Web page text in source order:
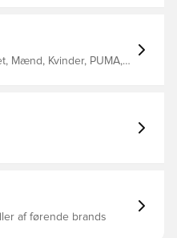
Mænd, Kvinder, PUMA,
af førende brands